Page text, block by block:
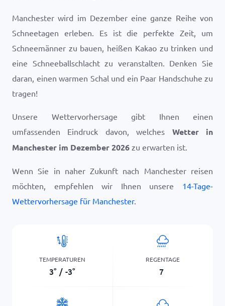
Manchester wird im Dezember eine ganze Reihe von
Schneetagen erleben. Es ist die perfekte Zeit, um
Schneemänner zu bauen, heißen Kakao zu trinken und
eine Schneeballschlacht zu veranstalten. Denken Sie
daran, einen warmen Schal und ein Paar Handschuhe zu
tragen!
Unsere Wettervorhersage gibt Ihnen einen
umfassenden Eindruck davon, welches Wetter in
Manchester im Dezember 2026 zu erwarten ist.
Wenn Sie in naher Zukunft nach Manchester reisen
möchten, empfehlen wir Ihnen unsere 14-Tage-
Wettervorhersage für Manchester.
TEMPERATUREN
3° / -3°
REGENTAGE
7